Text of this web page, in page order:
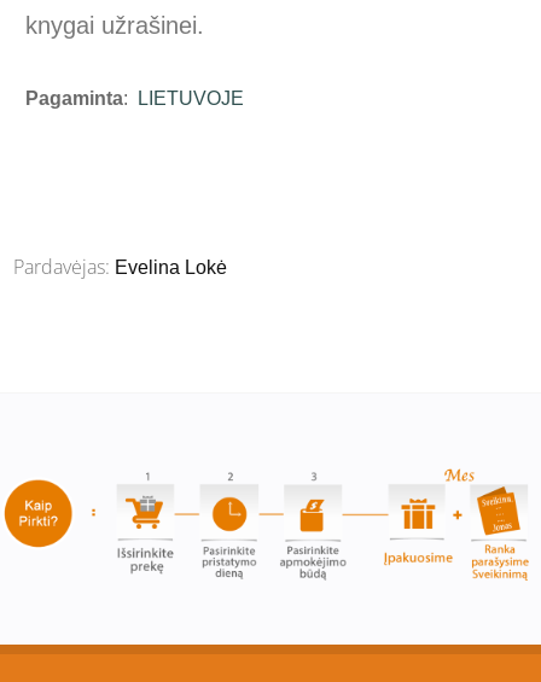
knygai užrašinei.
Pagaminta: LIETUVOJE
Pardavėjas: Evelina Lokė